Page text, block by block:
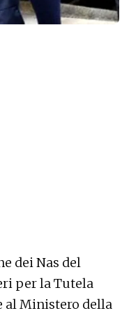
dei Nas del
per la Tutela
al Ministero della